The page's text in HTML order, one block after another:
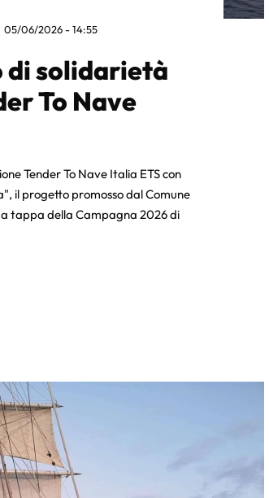
05/06/2026 - 14:55
di solidarietà
To Nave
Tender To Nave Italia ETS con
il progetto promosso dal Comune
tappa della Campagna 2026 di